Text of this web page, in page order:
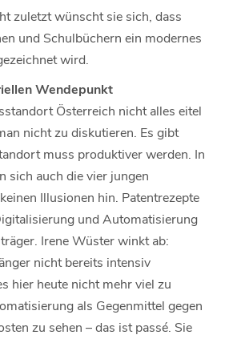
zuletzt wünscht sie sich, dass
und Schulbüchern ein modernes
wird.
Wendepunkt
Österreich nicht alles eitel
nicht zu diskutieren. Es gibt
muss produktiver werden. In
sich auch die vier jungen
Illusionen hin. Patentrezepte
und Automatisierung
Irene Wüster winkt ab:
nicht bereits intensiv
hier heute nicht mehr viel zu
als Gegenmittel gegen
zu sehen – das ist passé. Sie